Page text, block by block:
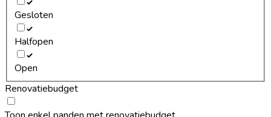
Gesloten
Halfopen
Open
Renovatiebudget